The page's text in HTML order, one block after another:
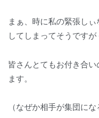
まぁ、時に私の緊張し
してしまってそうですが
皆さんとてもお付き合
ます。
（なぜか相手が集団に